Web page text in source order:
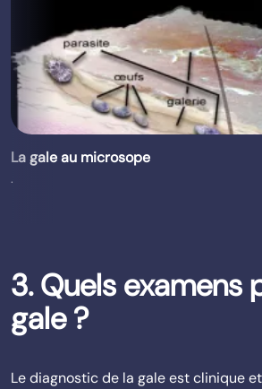
La gale au microsope
.
3. Quels examens
gale ?
Le diagnostic de la gale est clinique